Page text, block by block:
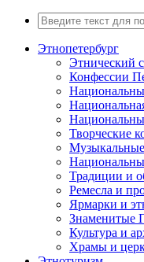
Этнопетербург
Этнический
Конфессии
Творческие
Традиции и
Ремесла и
Ярмарки и
Знаменитые
Культура и
Храмы и